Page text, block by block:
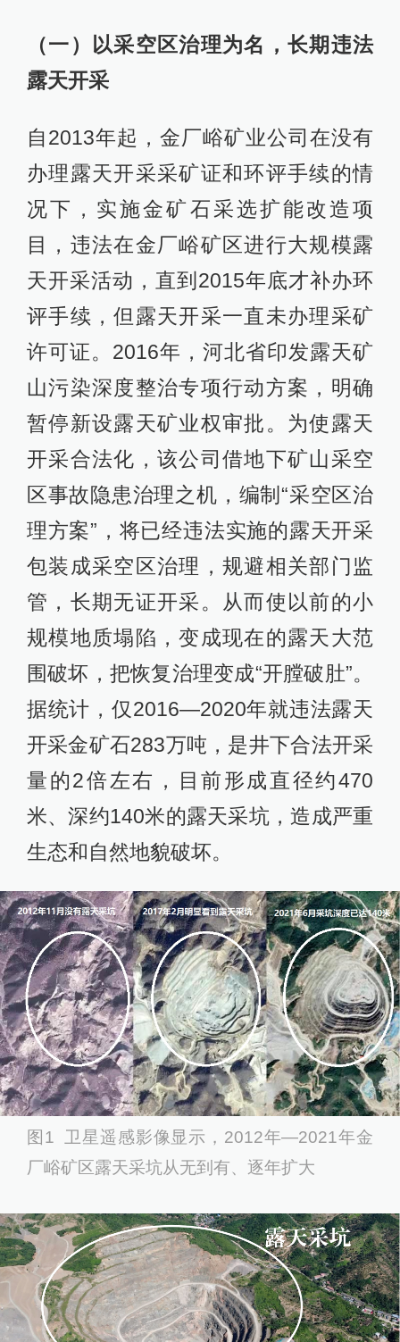
（一）以采空区治理为名，长期违法
露天开采
自2013年起，金厂峪矿业公司在没有
办理露天开采采矿证和环评手续的情
况下，实施金矿石采选扩能改造项
目，违法在金厂峪矿区进行大规模露
天开采活动，直到2015年底才补办环
评手续，但露天开采一直未办理采矿
许可证。2016年，河北省印发露天矿
山污染深度整治专项行动方案，明确
暂停新设露天矿业权审批。为使露天
开采合法化，该公司借地下矿山采空
区事故隐患治理之机，编制“采空区治
理方案”，将已经违法实施的露天开采
包装成采空区治理，规避相关部门监
管，长期无证开采。从而使以前的小
规模地质塌陷，变成现在的露天大范
围破坏，把恢复治理变成“开膛破肚”。
据统计，仅2016—2020年就违法露天
开采金矿石283万吨，是井下合法开采
量的2倍左右，目前形成直径约470
米、深约140米的露天采坑，造成严重
生态和自然地貌破坏。
图1 卫星遥感影像显示，2012年—2021年金
厂峪矿区露天采坑从无到有、逐年扩大